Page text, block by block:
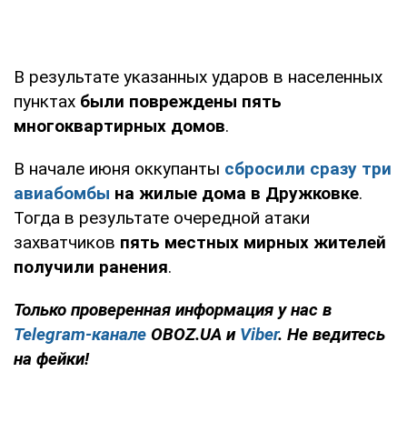
В результате указанных ударов в населенных
пунктах были повреждены пять
многоквартирных домов.
В начале июня оккупанты сбросили сразу три
авиабомбы на жилые дома в Дружковке.
Тогда в результате очередной атаки
захватчиков пять местных мирных жителей
получили ранения.
Только проверенная информация у нас в
Telegram-канале OBOZ.UA и Viber. Не ведитесь
на фейки!